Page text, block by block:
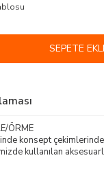
SEPETE
ÖRME
konsept
kullanılan